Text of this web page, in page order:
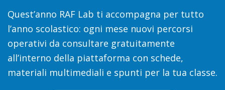
Quest’anno RAF Lab ti accompagna per tutto
l’anno scolastico: ogni mese nuovi percorsi
operativi da consultare gratuitamente
all’interno della piattaforma con schede,
materiali multimediali e spunti per la tua classe.